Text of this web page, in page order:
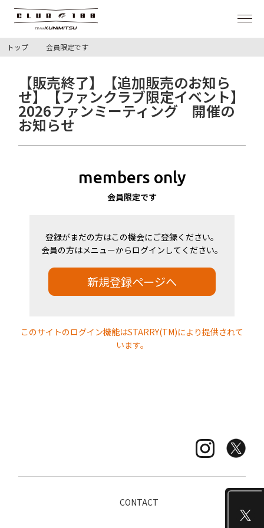
NEWS
PHOTO/MOVIE
WALLPAPER
TEAM KUNIMITSU
LOGIN
トップ 会員限定です
【販売終了】【追加販売のお知ら
せ】【ファンクラブ限定イベント】
2026ファンミーティング 開催の
お知らせ
members only
会員限定です
登録がまだの方はこの機会にご登録ください。
会員の方はメニューからログインしてください。
新規登録ページへ
このサイトのログイン機能はSTARRY(TM)により提供されて
います。
CONTACT